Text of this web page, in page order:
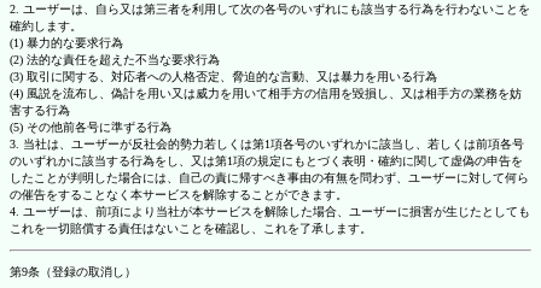
2. ユーザーは、自ら又は第三者を利用して次の各号のいずれにも該当する行為を行わないことを
確約します。
(1) 暴力的な要求行為
(2) 法的な責任を超えた不当な要求行為
(3) 取引に関する、対応者への人格否定、脅迫的な言動、又は暴力を用いる行為
(4) 風説を流布し、偽計を用い又は威力を用いて相手方の信用を毀損し、又は相手方の業務を妨
害する行為
(5) その他前各号に準ずる行為
3. 当社は、ユーザーが反社会的勢力若しくは第1項各号のいずれかに該当し、若しくは前項各号
のいずれかに該当する行為をし、又は第1項の規定にもとづく表明・確約に関して虚偽の申告を
したことが判明した場合には、自己の責に帰すべき事由の有無を問わず、ユーザーに対して何ら
の催告をすることなく本サービスを解除することができます。
4. ユーザーは、前項により当社が本サービスを解除した場合、ユーザーに損害が生じたとしても
これを一切賠償する責任はないことを確認し、これを了承します。
第9条（登録の取消し）